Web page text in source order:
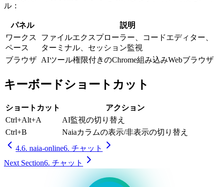
ル：
パネル
説明
ワークス
ペース
ファイルエクスプローラー、コードエディター、
ターミナル、セッション監視
ブラウザ AIツール権限付きのChrome組み込みWebブラウザ
キーボードショートカット
ショートカット
アクション
Ctrl+Alt+A
AI監視の切り替え
Ctrl+B
Naiaカラムの表示/非表示の切り替え
4.6. naia-online6. チャット
Next Section6. チャット